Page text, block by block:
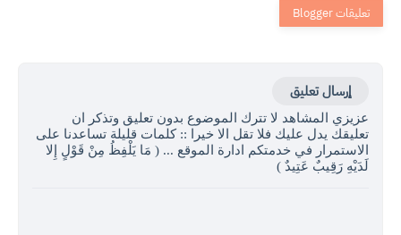
إرسال تعليق
عزيزي المشاهد لا تترك الموضوع بدون تعليق وتذكر ان
تعليقك يدل عليك فلا تقل الا خيرا :: كلمات قليلة تساعدنا على
الاستمرار في خدمتكم ادارة الموقع ... ( مَا يَلْفِظُ مِنْ قَوْلٍ إِلا
لَدَيْهِ رَقِيبٌ عَتِيدٌ )